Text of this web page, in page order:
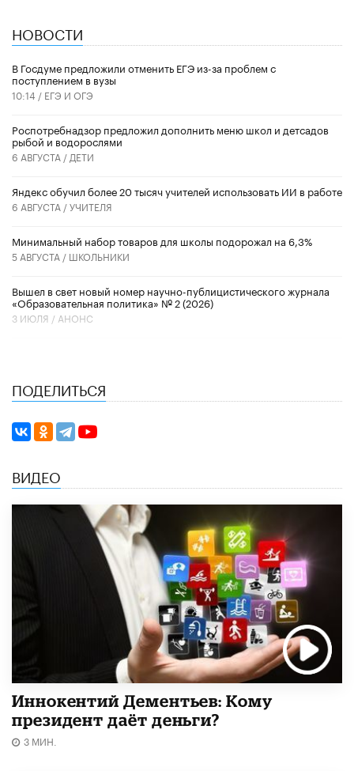
НОВОСТИ
В Госдуме предложили отменить ЕГЭ из-за проблем с
поступлением в вузы
10:14 / ЕГЭ И ОГЭ
Роспотребнадзор предложил дополнить меню школ и детсадов
рыбой и водорослями
6 АВГУСТА / ДЕТИ
​Яндекс обучил более 20 тысяч учителей использовать ИИ в работе
6 АВГУСТА /УЧИТЕЛЯ
Минимальный набор товаров для школы подорожал на 6,3%
5 АВГУСТА / ШКОЛЬНИКИ
Вышел в свет новый номер научно-публицистического журнала
«Образовательная политика» № 2 (2026)
3 ИЮЛЯ / АНОНС
ПОДЕЛИТЬСЯ
ВИДЕО
Иннокентий Дементьев: Кому
президент даёт деньги?
3 МИН.